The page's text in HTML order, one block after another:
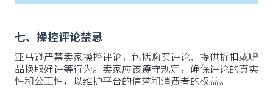
七、操控评论禁忌
亚马逊严禁卖家操控评论，包括购买评论、提供折扣或赠
品换取好评等行为。卖家应该遵守规定，确保评论的真实
性和公正性，以维护平台的信誉和消费者的权益。